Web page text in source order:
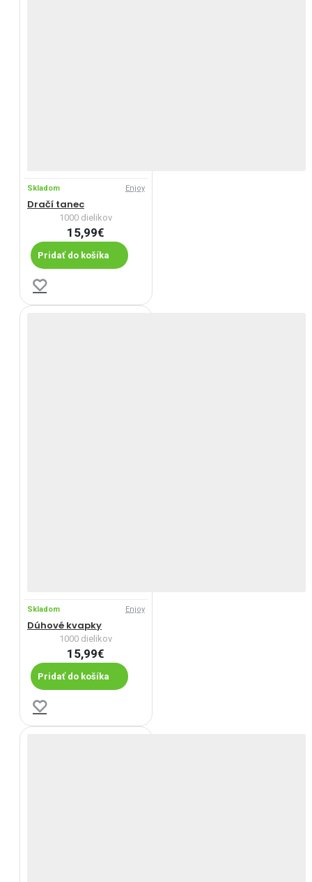
Skladom Enjoy
Dračí tanec
1000 dielikov
15,99€
Pridať do košíka
Skladom Enjoy
Dúhové kvapky
1000 dielikov
15,99€
Pridať do košíka